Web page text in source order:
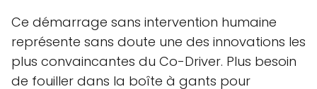
Ce démarrage sans intervention humaine
représente sans doute une des innovations les
plus convaincantes du Co-Driver. Plus besoin
de fouiller dans la boîte à gants pour